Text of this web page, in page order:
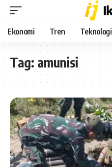
Ekonomi Tren Teknologi
Tag: amunisi